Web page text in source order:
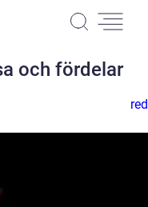
och fördelar